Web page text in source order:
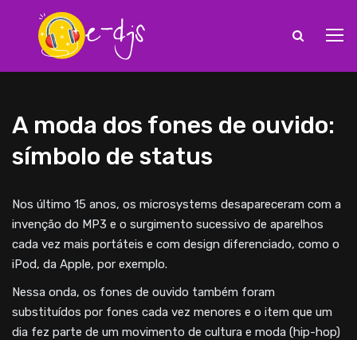
A moda dos fones de ouvido:
símbolo de status
Nos último 15 anos, os microsystems desapareceram com a
invenção do MP3 e o surgimento sucessivo de aparelhos
cada vez mais portáteis e com design diferenciado, como o
iPod, da Apple, por exemplo.
Nessa onda, os fones de ouvido também foram
substituídos por fones cada vez menores e o item que um
dia fez parte de um movimento de cultura e moda (hip-hop)